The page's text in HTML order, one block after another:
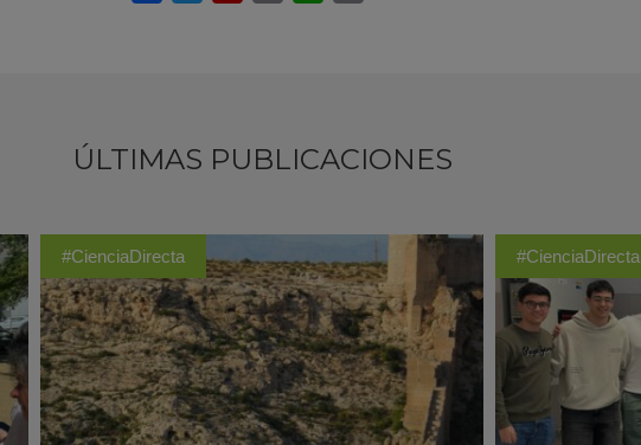
ÚLTIMAS PUBLICACIONES
#CienciaDirecta #CienciaDirecta